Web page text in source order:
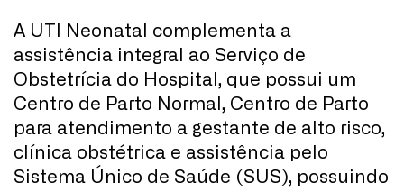
A UTI Neonatal complementa a
assistência integral ao Serviço de
Obstetrícia do Hospital, que possui um
Centro de Parto Normal, Centro de Parto
para atendimento a gestante de alto risco,
clínica obstétrica e assistência pelo
Sistema Único de Saúde (SUS), possuindo